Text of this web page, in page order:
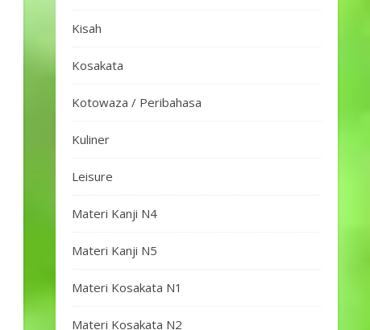
Kisah
Kosakata
Kotowaza / Peribahasa
Kuliner
Leisure
Materi Kanji N4
Materi Kanji N5
Materi Kosakata N1
Materi Kosakata N2